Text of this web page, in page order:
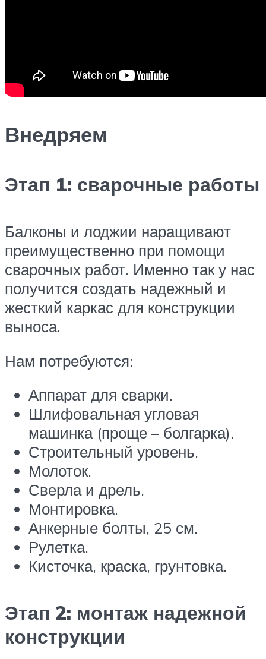
Внедряем
Этап 1: сварочные работы
Балконы и лоджии наращивают
преимущественно при помощи
сварочных работ. Именно так у нас
получится создать надежный и
жесткий каркас для конструкции
выноса.
Нам потребуются:
Аппарат для сварки.
Шлифовальная угловая
машинка (проще – болгарка).
Строительный уровень.
Молоток.
Сверла и дрель.
Монтировка.
Анкерные болты, 25 см.
Рулетка.
Кисточка, краска, грунтовка.
Этап 2: монтаж надежной
конструкции